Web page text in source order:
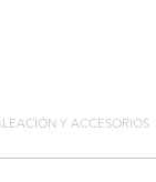
Y ACCESORIOS